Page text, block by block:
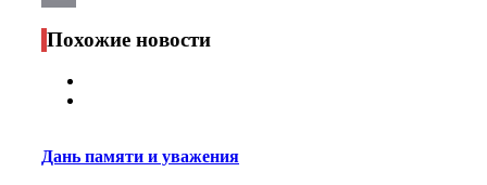
Print
Похожие новости
Дань памяти и уважения